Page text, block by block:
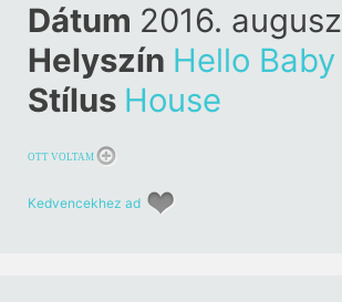
Dátum 2016.
Helyszín Hello
Stílus House
OTT VOLTAM
Kedvencekhez ad